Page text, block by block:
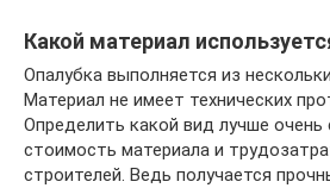
Какой материал
Опалубка выполняется из
Материал не имеет технических
Определить какой вид лучше
стоимость материала и
строителей. Ведь получается